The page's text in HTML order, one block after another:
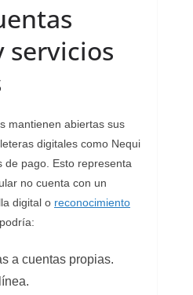
servicios
mantienen abiertas sus
digitales como Nequi
de pago. Esto representa
no cuenta con un
digital o reconocimiento
a cuentas propias.